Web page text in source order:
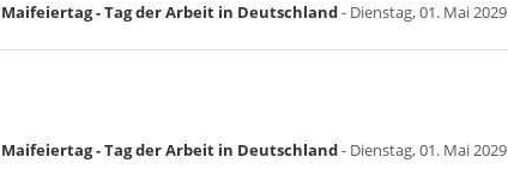
Maifeiertag - Tag der Arbeit in Deutschland- Dienstag, 01. Mai 2029
Maifeiertag - Tag der Arbeit in Deutschland- Dienstag, 01. Mai 2029